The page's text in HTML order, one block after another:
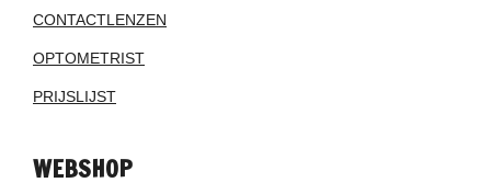
CONTACTLENZEN
OPTOMETRIST
PRIJSLIJST
WEBSHOP